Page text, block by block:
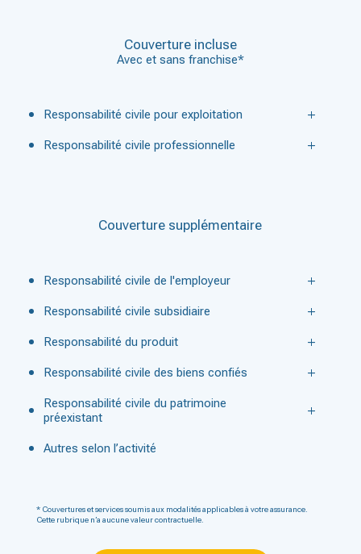
Couverture incluse
Avec et sans franchise*
Responsabilité civile pour exploitation
Responsabilité civile professionnelle
Couverture supplémentaire
Responsabilité civile de l'employeur
Responsabilité civile subsidiaire
Responsabilité du produit
Responsabilité civile des biens confiés
Responsabilité civile du patrimoine
préexistant
Autres selon l’activité
* Couvertures et services soumis aux modalités applicables à votre assurance.
Cette rubrique n’a aucune valeur contractuelle.